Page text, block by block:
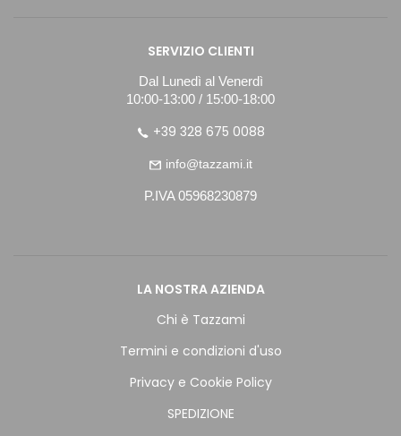
SERVIZIO CLIENTI
Dal Lunedì al Venerdì
10:00-13:00 / 15:00-18:00
+39 328 675 0088
info@tazzami.it
P.IVA 05968230879
LA NOSTRA AZIENDA
Chi è Tazzami
Termini e condizioni d'uso
Privacy e Cookie Policy
SPEDIZIONE